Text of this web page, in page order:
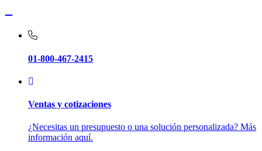
01-800-467-2415
Ventas y cotizaciones
¿Necesitas un presupuesto o una solución personalizada? Más
información aquí.